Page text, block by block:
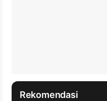
Rekomendasi